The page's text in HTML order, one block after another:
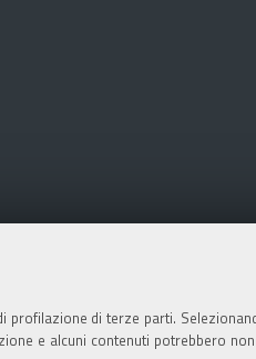
profilazione di terze parti.
e alcuni contenuti potrebbero